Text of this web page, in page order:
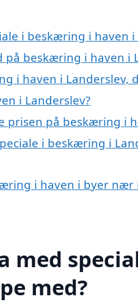
i beskæring i haven
beskæring i haven i
i haven i Landerslev,
i Landerslev?
prisen på beskæring i
i beskæring i
i haven i byer nær
med
med?